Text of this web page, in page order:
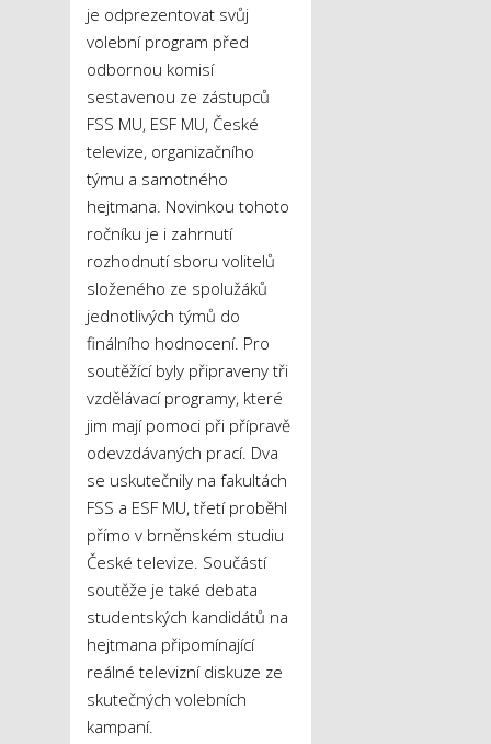
je odprezentovat svůj
volební program před
odbornou komisí
sestavenou ze zástupců
FSS MU, ESF MU, České
televize, organizačního
týmu a samotného
hejtmana. Novinkou tohoto
ročníku je i zahrnutí
rozhodnutí sboru volitelů
složeného ze spolužáků
jednotlivých týmů do
finálního hodnocení. Pro
soutěžící byly připraveny tři
vzdělávací programy, které
jim mají pomoci při přípravě
odevzdávaných prací. Dva
se uskutečnily na fakultách
FSS a ESF MU, třetí proběhl
přímo v brněnském studiu
České televize. Součástí
soutěže je také debata
studentských kandidátů na
hejtmana připomínající
reálné televizní diskuze ze
skutečných volebních
kampaní.